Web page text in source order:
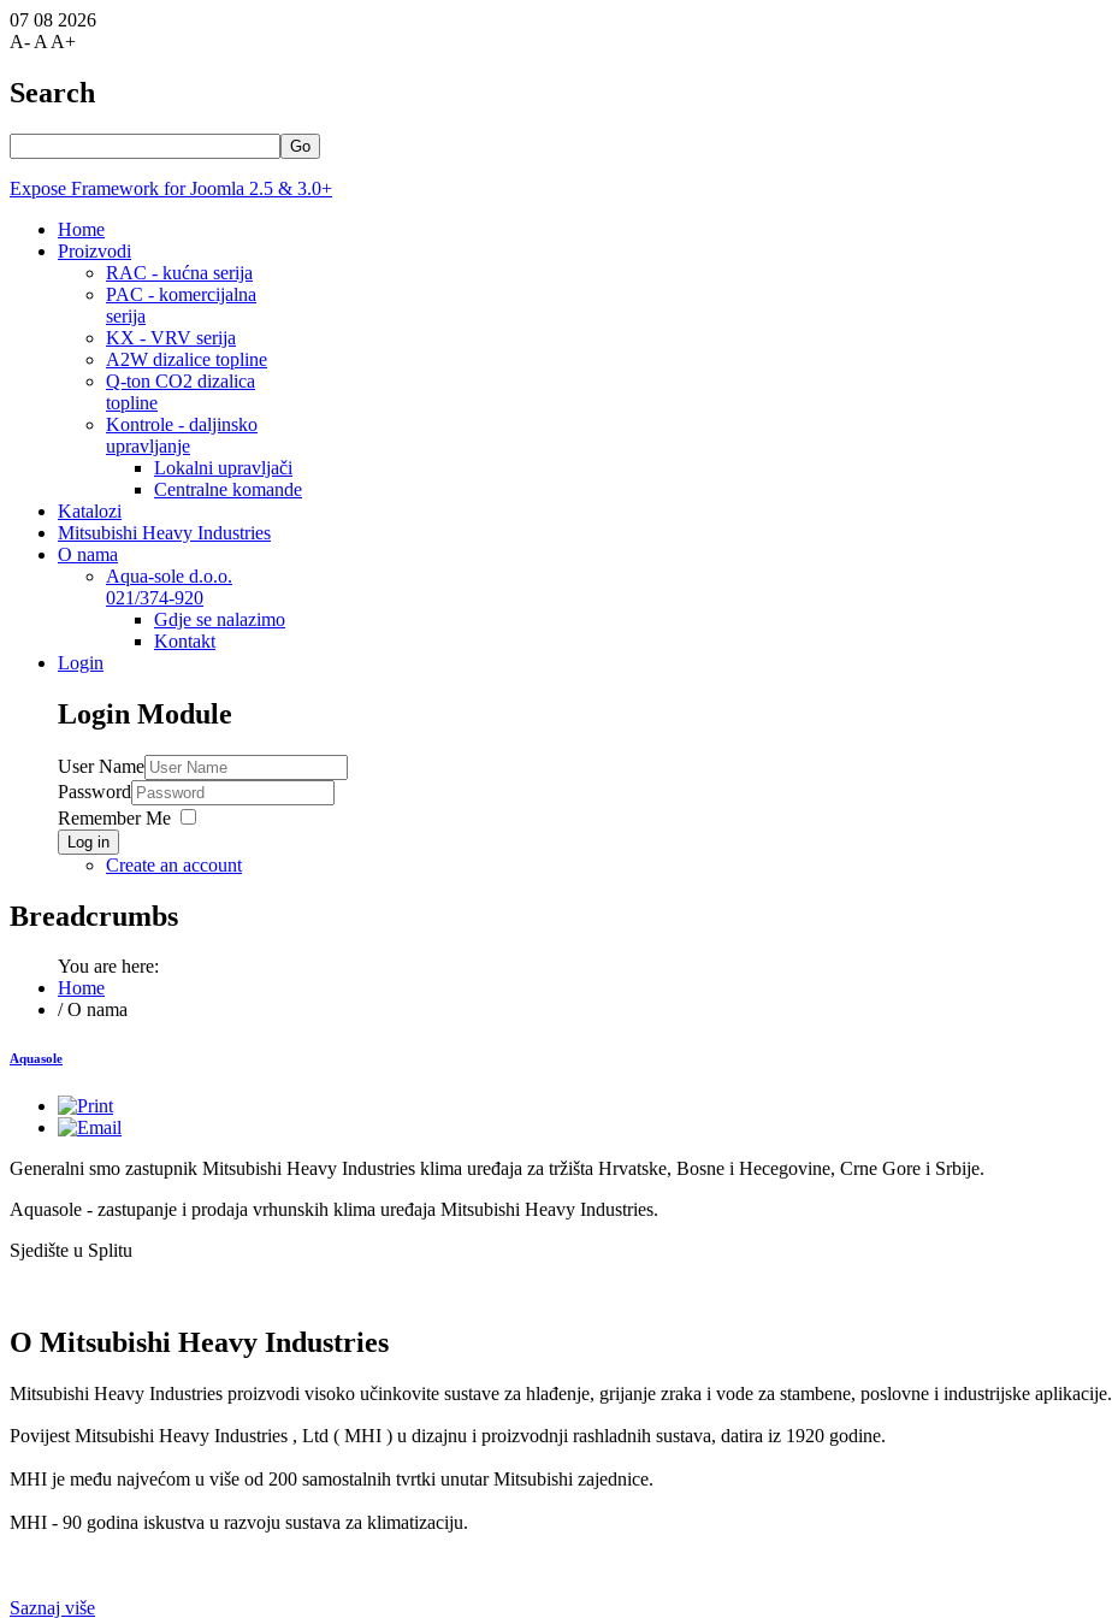
07 08 2026
A- A A+
Search
Go
Expose Framework for Joomla 2.5 & 3.0+
Home
Proizvodi
RAC - kućna serija
PAC - komercijalna
serija
KX - VRV serija
A2W dizalice topline
Q-ton CO2 dizalica
topline
Kontrole - daljinsko
upravljanje
Lokalni upravljači
Centralne komande
Katalozi
Mitsubishi Heavy Industries
O nama
Aqua-sole d.o.o.
021/374-920
Gdje se nalazimo
Kontakt
Login
Login Module
User Name
Password
Remember Me
Log in
Create an account
Breadcrumbs
You are here:
Home
/ O nama
Aquasole
Generalni smo zastupnik Mitsubishi Heavy Industries klima uređaja za tržišta Hrvatske, Bosne i Hecegovine, Crne Gore i Srbije.
Aquasole - zastupanje i prodaja vrhunskih klima uređaja Mitsubishi Heavy Industries.
Sjedište u Splitu
O Mitsubishi Heavy Industries
Mitsubishi Heavy Industries proizvodi visoko učinkovite sustave za hlađenje, grijanje zraka i vode za stambene, poslovne i industrijske aplikacije.
Povijest Mitsubishi Heavy Industries , Ltd ( MHI ) u dizajnu i proizvodnji rashladnih sustava, datira iz 1920 godine.
MHI je među najvećom u više od 200 samostalnih tvrtki unutar Mitsubishi zajednice.
MHI - 90 godina iskustva u razvoju sustava za klimatizaciju.
Saznaj više